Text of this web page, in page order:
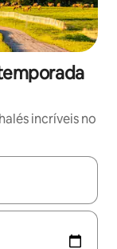
incríveis no
explore-os